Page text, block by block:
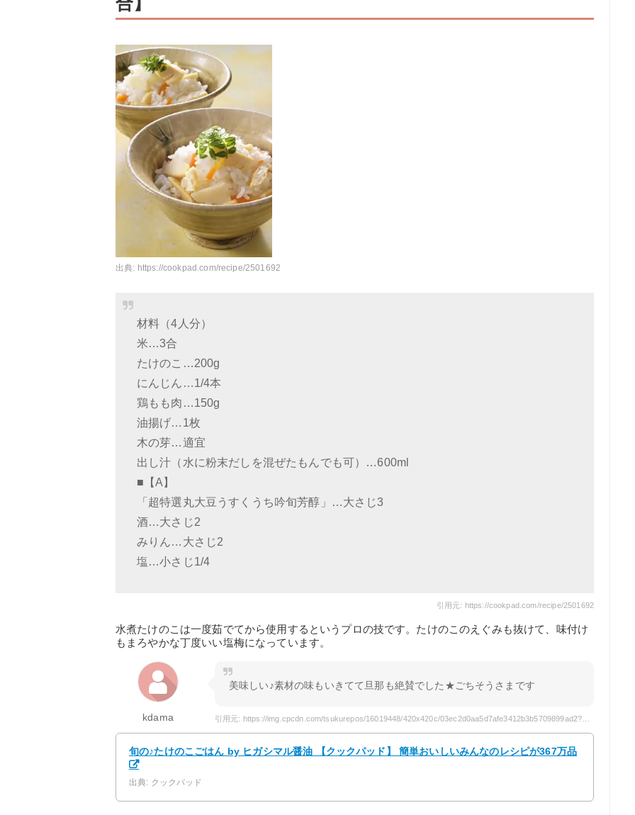
出典: https://cookpad.com/recipe/2501692
材料（4人分）
米…3合
たけのこ…200g
にんじん…1/4本
鶏もも肉…150g
油揚げ…1枚
木の芽…適宜
出し汁（水に粉末だしを混ぜたもんでも可）…600ml
■【A】
「超特選丸大豆うすくうち吟旬芳醇」…大さじ3
酒…大さじ2
みりん…大さじ2
塩…小さじ1/4
引用元: https://cookpad.com/recipe/2501692
水煮たけのこは一度茹でてから使用するというプロの技です。たけのこのえぐみも抜けて、味付け
もまろやかな丁度いい塩梅になっています。
kdama
美味しい♪素材の味もいきてて旦那も絶賛でした★ごちそうさまです
旬の♪たけのこごはん by ヒガシマル醤油 【クックパッド】 簡単おいしいみんなのレシピが367万品
出典: クックパッド